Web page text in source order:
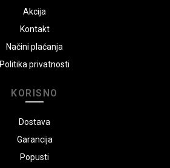
Akcija
Kontakt
Načini plaćanja
Politika privatnosti
KORISNO
Dostava
Garancija
Popusti